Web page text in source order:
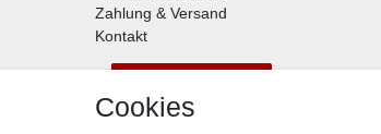
Zahlung & Versand
Kontakt
Cookies